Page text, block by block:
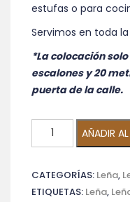
estufas o para
Servimos en toda
*La colocación
escalones y 20
puerta de la calle.
Leña
de
seca
1
AÑADIR
CATEGORÍAS: Leña,
ETIQUETAS: Leña,